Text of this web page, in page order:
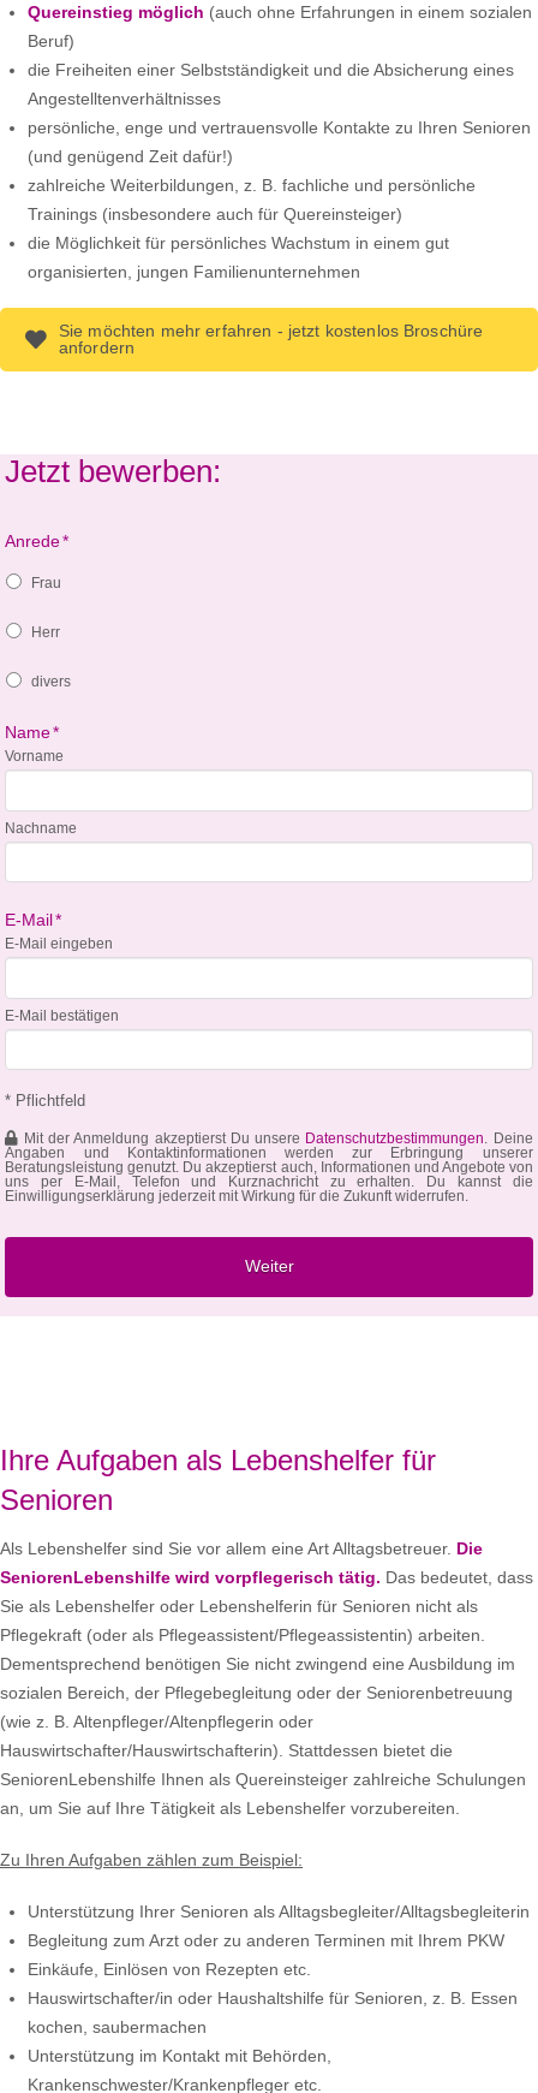
Quereinstieg möglich (auch ohne Erfahrungen in einem sozialen
Beruf)
die Freiheiten einer Selbstständigkeit und die Absicherung eines
Angestelltenverhältnisses
persönliche, enge und vertrauensvolle Kontakte zu Ihren Senioren
(und genügend Zeit dafür!)
zahlreiche Weiterbildungen, z. B. fachliche und persönliche
Trainings (insbesondere auch für Quereinsteiger)
die Möglichkeit für persönliches Wachstum in einem gut
organisierten, jungen Familienunternehmen
Sie möchten mehr erfahren - jetzt kostenlos Broschüre
anfordern
Jetzt bewerben:
Anrede*
Frau
Herr
divers
Name*
Vorname
Nachname
E-Mail*
E-Mail eingeben
E-Mail bestätigen
* Pflichtfeld
Mit der Anmeldung akzeptierst Du unsere Datenschutzbestimmungen. Deine
Angaben und Kontaktinformationen werden zur Erbringung unserer
Beratungsleistung genutzt. Du akzeptierst auch, Informationen und Angebote von
uns per E-Mail, Telefon und Kurznachricht zu erhalten. Du kannst die
Einwilligungserklärung jederzeit mit Wirkung für die Zukunft widerrufen.
Ihre Aufgaben als Lebenshelfer für
Senioren
Als Lebenshelfer sind Sie vor allem eine Art Alltagsbetreuer. Die
SeniorenLebenshilfe wird vorpflegerisch tätig. Das bedeutet, dass
Sie als Lebenshelfer oder Lebenshelferin für Senioren nicht als
Pflegekraft (oder als Pflegeassistent/Pflegeassistentin) arbeiten.
Dementsprechend benötigen Sie nicht zwingend eine Ausbildung im
sozialen Bereich, der Pflegebegleitung oder der Seniorenbetreuung
(wie z. B. Altenpfleger/Altenpflegerin oder
Hauswirtschafter/Hauswirtschafterin). Stattdessen bietet die
SeniorenLebenshilfe Ihnen als Quereinsteiger zahlreiche Schulungen
an, um Sie auf Ihre Tätigkeit als Lebenshelfer vorzubereiten.
Zu Ihren Aufgaben zählen zum Beispiel:
Unterstützung Ihrer Senioren als Alltagsbegleiter/Alltagsbegleiterin
Begleitung zum Arzt oder zu anderen Terminen mit Ihrem PKW
Einkäufe, Einlösen von Rezepten etc.
Hauswirtschafter/in oder Haushaltshilfe für Senioren, z. B. Essen
kochen, saubermachen
Unterstützung im Kontakt mit Behörden,
Krankenschwester/Krankenpfleger etc.